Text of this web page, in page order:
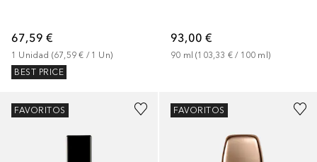
67,59 €
1 Unidad (67,59 € / 1 Un)
BEST PRICE
93,00 €
90 ml (103,33 € / 100 ml )
FAVORITOS FAVORITOS